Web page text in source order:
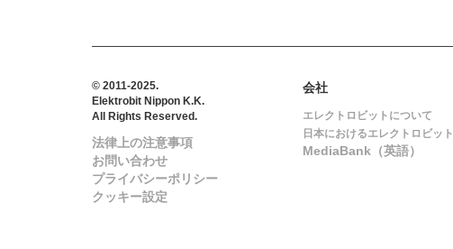
© 2011-2025.
Elektrobit Nippon K.K.
All Rights Reserved.
法律上の注意事項
お問い合わせ
プライバシーポリシー
クッキー設定
会社
エレクトロビットについて
日本におけるエレクトロビット
MediaBank（英語）